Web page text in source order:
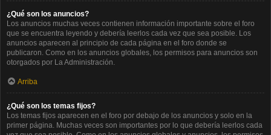
¿Qué son los anuncios?
Los anuncios muchas veces contienen información importante sobre el foro
que se encuentra leyendo y debería leerlos cada vez que sea posible. Los
anuncios aparecen al principio de cada página en el foro donde se
publicaron. Como en los anuncios globales, los permisos para anuncios son
otorgados por La Administración.
Arriba
¿Qué son los temas fijos?
Los temas fijos aparecen en el foro por debajo de los anuncios y solo en la
primer página. Muchas veces son importantes por lo que debería leerlos cada